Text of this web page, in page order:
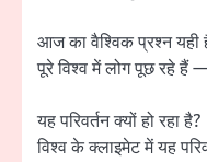
आज का वैश्विक प्रश्न यही
पूरे विश्व में लोग पूछ रहे हैं
यह परिवर्तन क्यों हो रहा है?
विश्व के क्लाइमेट में यह